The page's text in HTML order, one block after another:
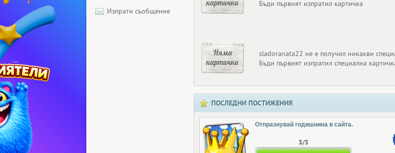
Изпрати съобщение
картички
Бъди първият изпратил картичка
Няма
картички
sladoranata22 не е получил никакви
Бъди първият изпратил специална
ПОСЛЕДНИ ПОСТИЖЕНИЯ
Отпразнувай годишнина в сайта.
3/3